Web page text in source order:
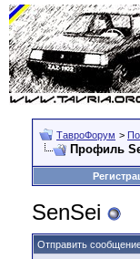
ТавроФорум >
Профиль
SenSei
Отправить